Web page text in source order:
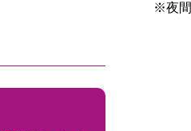
※夜間